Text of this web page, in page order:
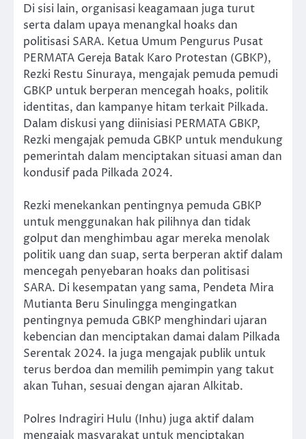
Di sisi lain, organisasi keagamaan juga turut
serta dalam upaya menangkal hoaks dan
politisasi SARA. Ketua Umum Pengurus Pusat
PERMATA Gereja Batak Karo Protestan (GBKP),
Rezki Restu Sinuraya, mengajak pemuda pemudi
GBKP untuk berperan mencegah hoaks, politik
identitas, dan kampanye hitam terkait Pilkada.
Dalam diskusi yang diinisiasi PERMATA GBKP,
Rezki mengajak pemuda GBKP untuk mendukung
pemerintah dalam menciptakan situasi aman dan
kondusif pada Pilkada 2024.
Rezki menekankan pentingnya pemuda GBKP
untuk menggunakan hak pilihnya dan tidak
golput dan menghimbau agar mereka menolak
politik uang dan suap, serta berperan aktif dalam
mencegah penyebaran hoaks dan politisasi
SARA. Di kesempatan yang sama, Pendeta Mira
Mutianta Beru Sinulingga mengingatkan
pentingnya pemuda GBKP menghindari ujaran
kebencian dan menciptakan damai dalam Pilkada
Serentak 2024. Ia juga mengajak publik untuk
terus berdoa dan memilih pemimpin yang takut
akan Tuhan, sesuai dengan ajaran Alkitab.
Polres Indragiri Hulu (Inhu) juga aktif dalam
mengajak masyarakat untuk menciptakan